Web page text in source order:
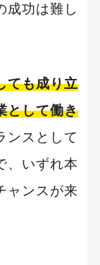
成功は難し
ても成り立
として働き
ンスとして
、いずれ本
ャンスが来